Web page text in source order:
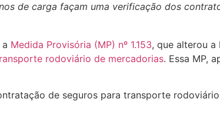
de carga façam uma verificação dos
Medida Provisória (MP) nº 1.153, que alterou a
rodoviário de mercadorias. Essa MP,
de seguros para transporte